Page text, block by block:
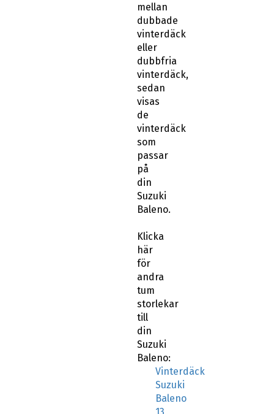
mellan
dubbade
vinterdäck
eller
dubbfria
vinterdäck,
sedan
visas
de
vinterdäck
som
passar
på
din
Suzuki
Baleno.
Klicka
här
för
andra
tum
storlekar
till
din
Suzuki
Baleno:
Vinterdäck
Suzuki
Baleno
13